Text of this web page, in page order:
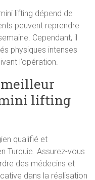
lifting dépend de
peuvent reprendre
Cependant, il
physiques intenses
l’opération.
lifting
qualifié et
Turquie. Assurez-vous
des médecins et
dans la réalisation